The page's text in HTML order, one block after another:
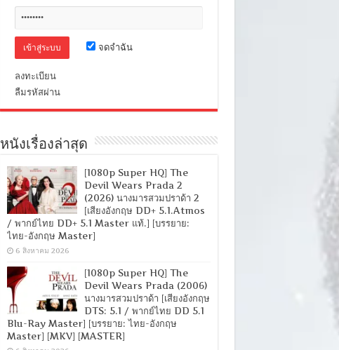
จดจำฉัน
ลงทะเบียน
ลืมรหัสผ่าน
หนังเรื่องล่าสุด
[1080p Super HQ] The
Devil Wears Prada 2
(2026) นางมารสวมปราด้า 2
[เสียงอังกฤษ DD+ 5.1.Atmos
/ พากย์ไทย DD+ 5.1 Master แท้.] [บรรยาย:
ไทย-อังกฤษ Master]
6 สิงหาคม 2026
[1080p Super HQ] The
Devil Wears Prada (2006)
นางมารสวมปราด้า [เสียงอังกฤษ
DTS: 5.1 / พากย์ไทย DD 5.1
Blu-Ray Master] [บรรยาย: ไทย-อังกฤษ
Master] [MKV] [MASTER]